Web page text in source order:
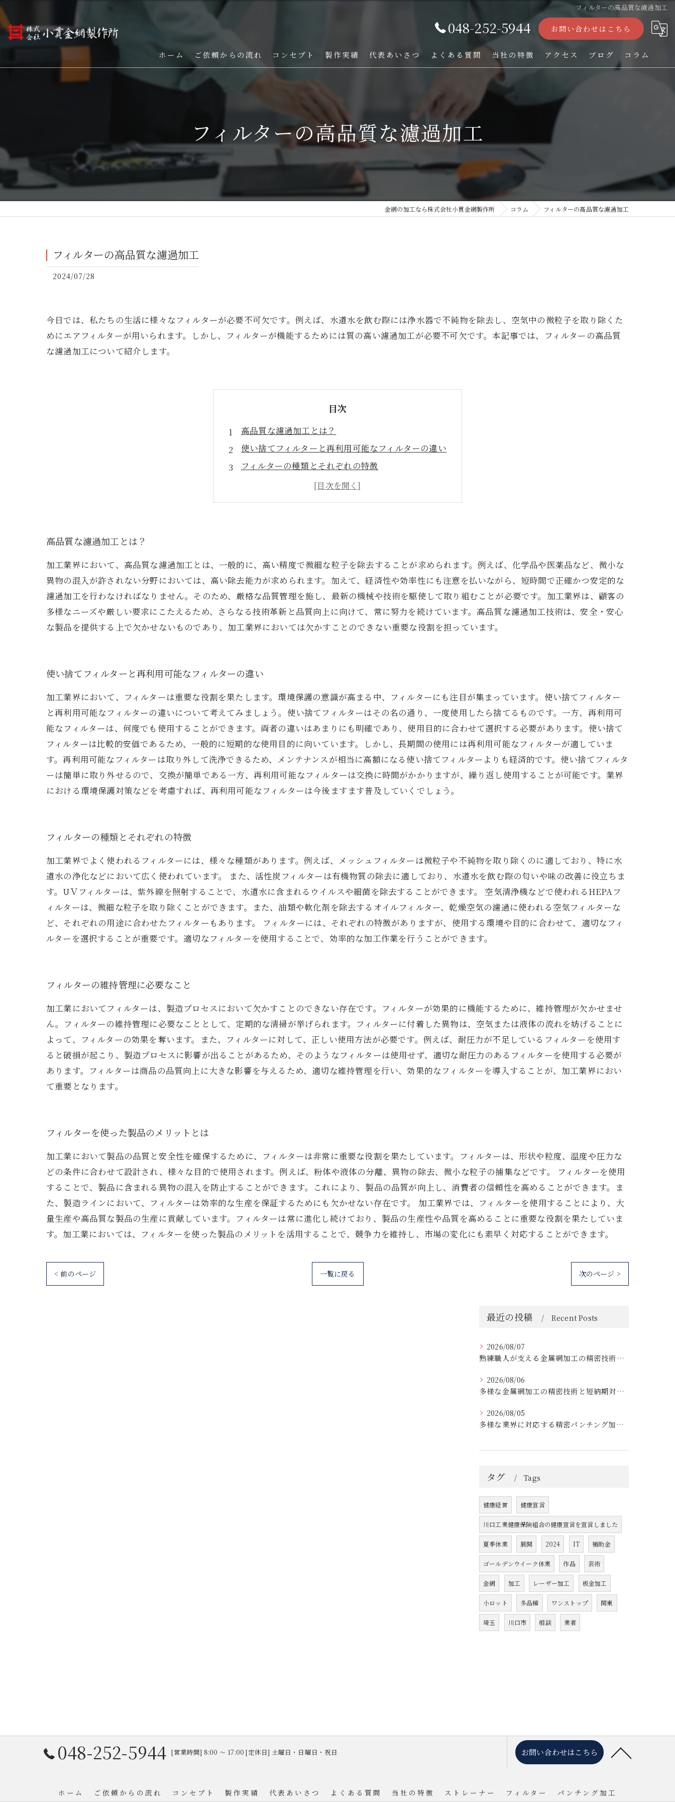
フィルターの高品質な濾過加工
048-252-5944 お問い合わせはこちら
ホーム ご依頼からの流れ コンセプト 製作実績 代表あいさつ よくある質問 当社の特徴
ストレーナー
オーダー
TIG溶接
アクセス ブログ コラム
フィルターの高品質な濾過加工
金網の加工なら株式会社小貫金網製作所 コラム フィルターの高品質な濾過加工
フィルターの高品質な濾過加工
2024/07/28
今日では、私たちの生活に様々なフィルターが必要不可欠です。例えば、水道水を飲む際には浄水器で不純物を除去し、空気中の微粒子を取り除くた
めにエアフィルターが用いられます。しかし、フィルターが機能するためには質の高い濾過加工が必要不可欠です。本記事では、フィルターの高品質
な濾過加工について紹介します。
目次
高品質な濾過加工とは？
使い捨てフィルターと再利用可能なフィルターの違い
フィルターの種類とそれぞれの特徴
フィルターの維持管理に必要なこと
フィルターを使った製品のメリットとは
高品質な濾過加工とは？
加工業界において、高品質な濾過加工とは、一般的に、高い精度で微細な粒子を除去することが求められます。例えば、化学品や医薬品など、微小な
異物の混入が許されない分野においては、高い除去能力が求められます。加えて、経済性や効率性にも注意を払いながら、短時間で正確かつ安定的な
濾過加工を行わなければなりません。そのため、厳格な品質管理を施し、最新の機械や技術を駆使して取り組むことが必要です。加工業界は、顧客の
多様なニーズや厳しい要求にこたえるため、さらなる技術革新と品質向上に向けて、常に努力を続けています。高品質な濾過加工技術は、安全・安心
な製品を提供する上で欠かせないものであり、加工業界においては欠かすことのできない重要な役割を担っています。
使い捨てフィルターと再利用可能なフィルターの違い
加工業界において、フィルターは重要な役割を果たします。環境保護の意識が高まる中、フィルターにも注目が集まっています。使い捨てフィルター
と再利用可能なフィルターの違いについて考えてみましょう。使い捨てフィルターはその名の通り、一度使用したら捨てるものです。一方、再利用可
能なフィルターは、何度でも使用することができます。両者の違いはあまりにも明確であり、使用目的に合わせて選択する必要があります。使い捨て
フィルターは比較的安価であるため、一般的に短期的な使用目的に向いています。しかし、長期間の使用には再利用可能なフィルターが適していま
す。再利用可能なフィルターは取り外して洗浄できるため、メンテナンスが相当に高額になる使い捨てフィルターよりも経済的です。使い捨てフィルタ
ーは簡単に取り外せるので、交換が簡単である一方、再利用可能なフィルターは交換に時間がかかりますが、繰り返し使用することが可能です。業界
における環境保護対策などを考慮すれば、再利用可能なフィルターは今後ますます普及していくでしょう。
フィルターの種類とそれぞれの特徴
加工業界でよく使われるフィルターには、様々な種類があります。例えば、メッシュフィルターは微粒子や不純物を取り除くのに適しており、特に水
道水の浄化などにおいて広く使われています。 また、活性炭フィルターは有機物質の除去に適しており、水道水を飲む際の匂いや味の改善に役立ちま
す。UＶフィルターは、紫外線を照射することで、水道水に含まれるウイルスや細菌を除去することができます。 空気清浄機などで使われるHEPAフ
ィルターは、微細な粒子を取り除くことができます。また、油類や軟化剤を除去するオイルフィルター、乾燥空気の濾過に使われる空気フィルターな
ど、それぞれの用途に合わせたフィルターもあります。 フィルターには、それぞれの特徴がありますが、使用する環境や目的に合わせて、適切なフィ
ルターを選択することが重要です。適切なフィルターを使用することで、効率的な加工作業を行うことができます。
フィルターの維持管理に必要なこと
加工業においてフィルターは、製造プロセスにおいて欠かすことのできない存在です。フィルターが効果的に機能するために、維持管理が欠かせませ
ん。フィルターの維持管理に必要なこととして、定期的な清掃が挙げられます。フィルターに付着した異物は、空気または液体の流れを妨げることに
よって、フィルターの効果を奪います。また、フィルターに対して、正しい使用方法が必要です。例えば、耐圧力が不足しているフィルターを使用す
ると破損が起こり、製造プロセスに影響が出ることがあるため、そのようなフィルターは使用せず、適切な耐圧力のあるフィルターを使用する必要が
あります。フィルターは商品の品質向上に大きな影響を与えるため、適切な維持管理を行い、効果的なフィルターを導入することが、加工業界におい
て重要となります。
フィルターを使った製品のメリットとは
加工業において製品の品質と安全性を確保するために、フィルターは非常に重要な役割を果たしています。フィルターは、形状や粒度、温度や圧力な
どの条件に合わせて設計され、様々な目的で使用されます。例えば、粉体や液体の分離、異物の除去、微小な粒子の捕集などです。 フィルターを使用
することで、製品に含まれる異物の混入を防止することができます。これにより、製品の品質が向上し、消費者の信頼性を高めることができます。ま
た、製造ラインにおいて、フィルターは効率的な生産を保証するためにも欠かせない存在です。 加工業界では、フィルターを使用することにより、大
量生産や高品質な製品の生産に貢献しています。フィルターは常に進化し続けており、製品の生産性や品質を高めることに重要な役割を果たしていま
す。加工業においては、フィルターを使った製品のメリットを活用することで、競争力を維持し、市場の変化にも素早く対応することができます。
< 前のページ 一覧に戻る 次のページ >
最近の投稿 Recent Posts
2026/08/07
熟練職人が支える金属網加工の精密技術と柔軟対応
2026/08/06
多様な金属網加工の精密技術と短納期対応の実例
2026/08/05
多様な業界に対応する精密パンチング加工の実践技術
タグ Tags
健康経営 健康宣言
川口工業健康保険組合の健康宣言を宣言しました
夏季休業 展開 2024 IT 補助金
ゴールデンウイーク休業 作品 芸術
金網 加工 レーザー加工 板金加工
小ロット 多品種 ワンストップ 関東
埼玉 川口市 相談 業者
048-252-5944 [営業時間] 8:00 ～ 17:00 [定休日] 土曜日・日曜日・祝日 お問い合わせはこちら
ホーム ご依頼からの流れ コンセプト 製作実績 代表あいさつ よくある質問 当社の特徴 ストレーナー フィルター パンチング加工